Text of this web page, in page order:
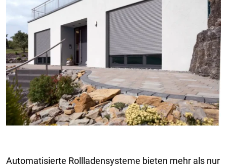
Automatisierte Rollladensysteme bieten mehr als nur